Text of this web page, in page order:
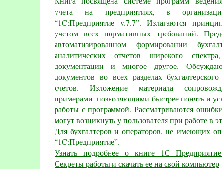
учета на предприятиях, в
“1C:Предприятие v.7.7”. Излагаются
учетом всех нормативных требований.
автоматизированном формировании
аналитических отчетов широкого
документации и многое другое.
документов во всех разделах
счетов. Изложение материала
примерами, позволяющими быстрее понять и
работы с программой. Рассматриваются
могут возникнуть у пользователя при работе в
Для бухгалтеров и операторов, не имеющих
“1C:Предприятие”.
Узнать подробнее о книге 1С
Секреты работы и скачать ее на свой компьютер